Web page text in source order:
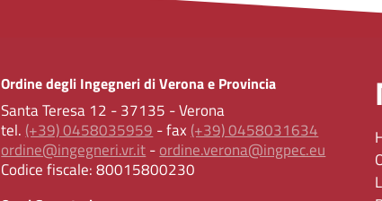
Ordine degli Ingegneri di Verona e Provincia
Santa Teresa 12 - 37135 - Verona
tel. (+39) 0458035959 - fax (+39) 0458031634
ordine@ingegneri.vr.it-ordine.verona@ingpec.eu
Codice fiscale:80015800230